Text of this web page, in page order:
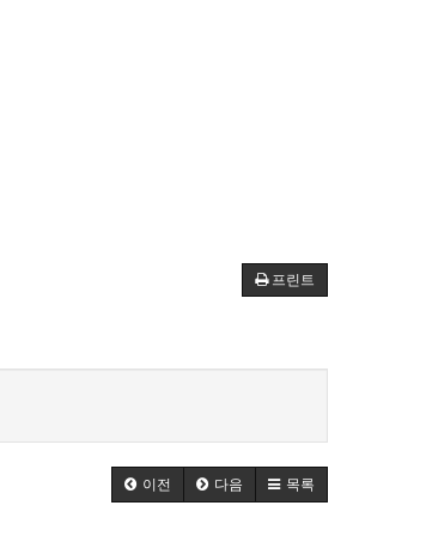
프린트
이전 다음 목록